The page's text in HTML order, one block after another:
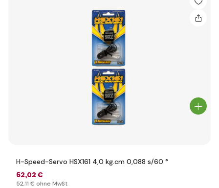
H-Speed-Servo HSX161 4,0 kg.cm 0,088 s/60 °
62,02 €
52,11 € ohne MwSt